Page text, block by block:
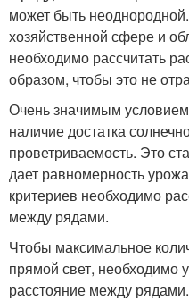
может быть
хозяйственной сфере и
необходимо рассчитать
образом, чтобы это не
Очень значимым
наличие достатка
проветриваемость. Это
дает равномерность
критериев необходимо
между рядами.
Чтобы максимальное
прямой свет, необходимо
расстояние между рядами.